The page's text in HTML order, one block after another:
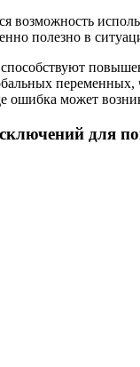
полезно в
ошибка может
для